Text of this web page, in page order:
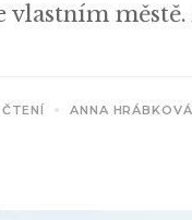
ANNA HRÁBKOVÁ